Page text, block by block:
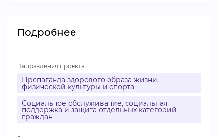
Подробнее
Направления проекта
Пропаганда здорового образа жизни,
физической культуры и спорта
Социальное обслуживание, социальная
поддержка и защита отдельных категорий
граждан